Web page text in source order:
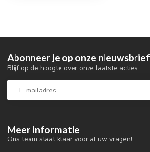
Meer informatie
Ons team staat klaar voor al uw vragen!
Abonneer je op onze nieuwsbrief
Blijf op de hoogte over onze laatste acties